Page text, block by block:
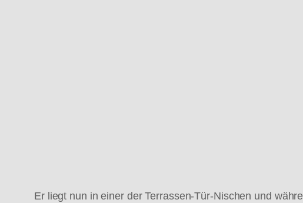
Er liegt nun in einer der Terrassen-Tür-Nischen und